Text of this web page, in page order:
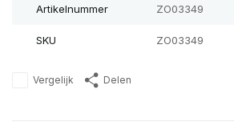
Artikelnummer ZO03349
SKU ZO03349
Vergelijk Delen